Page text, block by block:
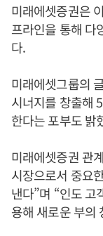
미래에셋증권은
프라인을 통해 다
다.
미래에셋그룹의
시너지를 창출해
한다는 포부도 밝
미래에셋증권 관
시장으로서 중요
낸다”며 “인도 고
용해 새로운 부의